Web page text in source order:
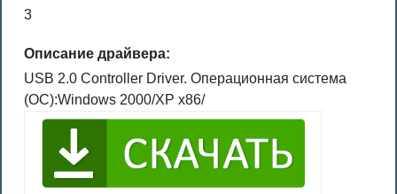
3
Описание драйвера:
USB 2.0 Controller Driver. Операционная система
(ОС):Windows 2000/XP x86/